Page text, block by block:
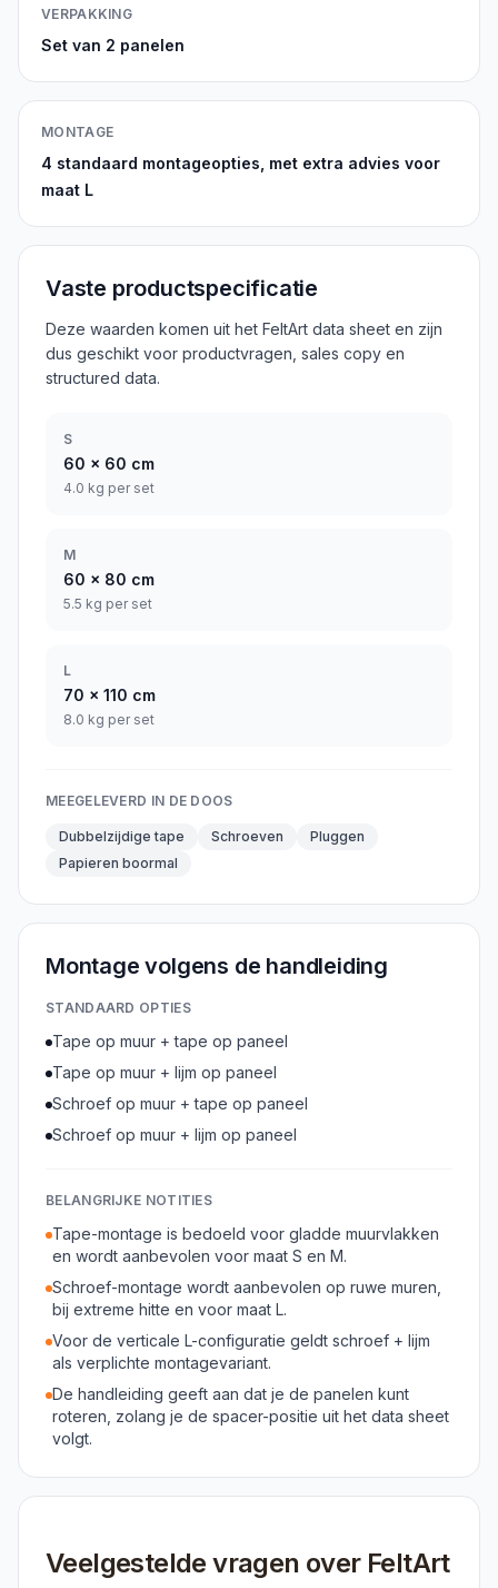
VERPAKKING
Set van 2 panelen
MONTAGE
4 standaard montageopties, met extra advies voor
maat L
Vaste productspecificatie
Deze waarden komen uit het FeltArt data sheet en zijn
dus geschikt voor productvragen, sales copy en
structured data.
S
60 x 60 cm
4.0 kg per set
M
60 x 80 cm
5.5 kg per set
L
70 x 110 cm
8.0 kg per set
MEEGELEVERD IN DE DOOS
Dubbelzijdige tape Schroeven
Pluggen
Papieren boormal
Montage volgens de handleiding
STANDAARD OPTIES
Tape op muur + tape op paneel
Tape op muur + lijm op paneel
Schroef op muur + tape op paneel
Schroef op muur + lijm op paneel
BELANGRIJKE NOTITIES
Tape-montage is bedoeld voor gladde muurvlakken
en wordt aanbevolen voor maat S en M.
Schroef-montage wordt aanbevolen op ruwe muren,
bij extreme hitte en voor maat L.
Voor de verticale L-configuratie geldt schroef + lijm
als verplichte montagevariant.
De handleiding geeft aan dat je de panelen kunt
roteren, zolang je de spacer-positie uit het data sheet
volgt.
Veelgestelde vragen over FeltArt